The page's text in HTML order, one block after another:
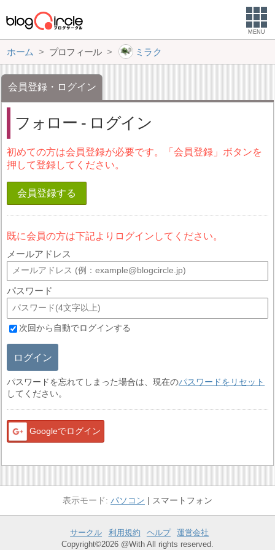
MENU
ホーム プロフィール ミラク
会員登録・ログイン
フォロー - ログイン
初めての方は会員登録が必要です。「会員登録」ボタンを
押して登録してください。
会員登録する
既に会員の方は下記よりログインしてください。
メールアドレス
パスワード
次回から自動でログインする
ログイン
パスワードを忘れてしまった場合は、現在のパスワードをリセット
してください。
Googleでログイン
パソコン スマートフォン
サークル 利用規約 ヘルプ
運営会社
Copyright©2026 @With All rights reserved.